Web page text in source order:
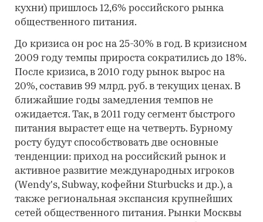
кухни) пришлось 12,6% российского рынка
общественного питания.
До кризиса он рос на 25-30% в год. В кризисном
2009 году темпы прироста сократились до 18%.
После кризиса, в 2010 году рынок вырос на
20%, составив 99 млрд. руб. в текущих ценах. В
ближайшие годы замедления темпов не
ожидается. Так, в 2011 году сегмент быстрого
питания вырастет еще на четверть. Бурному
росту будут способствовать две основные
тенденции: приход на российский рынок и
активное развитие международных игроков
(Wendy's, Subway, кофейни Sturbucks и др.), а
также региональная экспансия крупнейших
сетей общественного питания. Рынки Москвы